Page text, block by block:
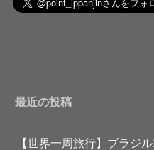
最近の投稿
【世界一周旅行】ブラジ